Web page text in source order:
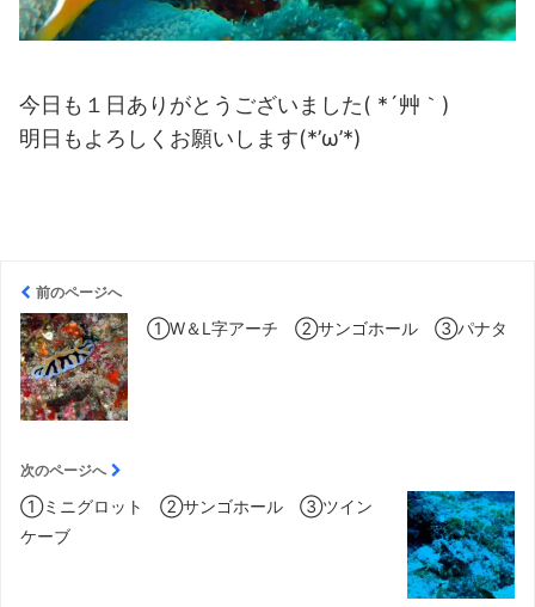
今日も１日ありがとうございました( *´艸｀)
明日もよろしくお願いします(*’ω’*)
前のページへ
①W＆Ⅼ字アーチ ②サンゴホール ③パナタ
次のページへ
①ミニグロット ②サンゴホール ③ツイン
ケーブ